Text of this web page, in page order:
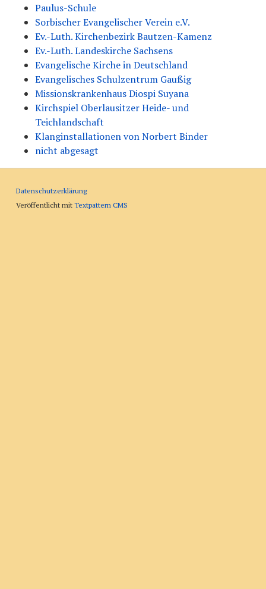
Paulus-Schule
Sorbischer Evangelischer Verein e.V.
Ev.-Luth. Kirchenbezirk Bautzen-Kamenz
Ev.-Luth. Landeskirche Sachsens
Evangelische Kirche in Deutschland
Evangelisches Schulzentrum Gaußig
Missionskrankenhaus Diospi Suyana
Kirchspiel Oberlausitzer Heide- und
Teichlandschaft
Klanginstallationen von Norbert Binder
nicht abgesagt
Datenschutzerklärung
Veröffentlicht mit Textpattern CMS